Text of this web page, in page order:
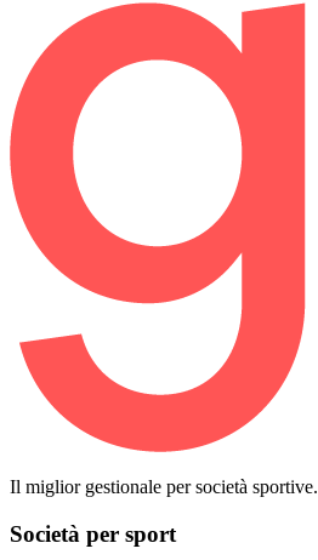
Il miglior gestionale per società sportive.
Società per sport